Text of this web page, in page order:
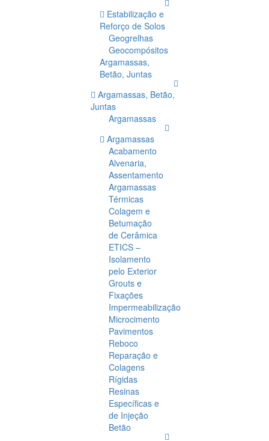
Estabilização e
Reforço de Solos
Geogrelhas
Geocompósitos
Argamassas,
Betão, Juntas
Argamassas, Betão,
Juntas
Argamassas
Argamassas
Acabamento
Alvenaria,
Assentamento
Argamassas
Térmicas
Colagem e
Betumação
de Cerâmica
ETICS –
Isolamento
pelo Exterior
Grouts e
Fixações
Impermeabilização
Microcimento
Pavimentos
Reboco
Reparação e
Colagens
Rígidas
Resinas
Específicas e
de Injeção
Betão